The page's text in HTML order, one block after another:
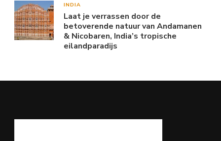
INDIA
Laat je verrassen door de
betoverende natuur van Andamanen
& Nicobaren, India’s tropische
eilandparadijs